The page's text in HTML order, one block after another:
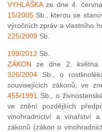
VYHLÁŠKAze dne 4.
15/2005 Sb., kterou se
výročních zpráv a vlastního
225/2009 Sb.
199/2012 Sb.
ZÁKON ze dne 2. května
326/2004 Sb., o
souvisejících zákonů, ve
455/1991
Sb., o
ve znění pozdějších
vinohradnictví a vinařství
zákonů (zákon o